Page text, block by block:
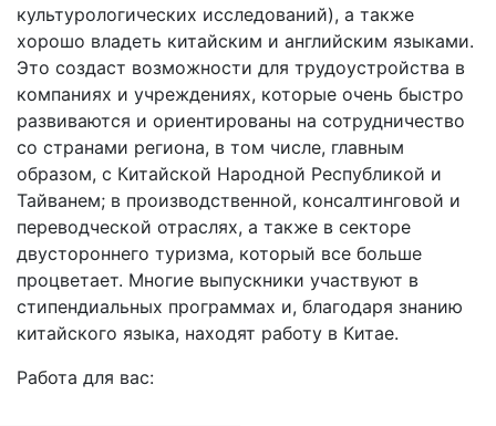
культурологических исследований), а также
хорошо владеть китайским и английским языками.
Это создаст возможности для трудоустройства в
компаниях и учреждениях, которые очень быстро
развиваются и ориентированы на сотрудничество
со странами региона, в том числе, главным
образом, с Китайской Народной Республикой и
Тайванем; в производственной, консалтинговой и
переводческой отраслях, а также в секторе
двустороннего туризма, который все больше
процветает. Многие выпускники участвуют в
стипендиальных программах и, благодаря знанию
китайского языка, находят работу в Китае.
Работа для вас: